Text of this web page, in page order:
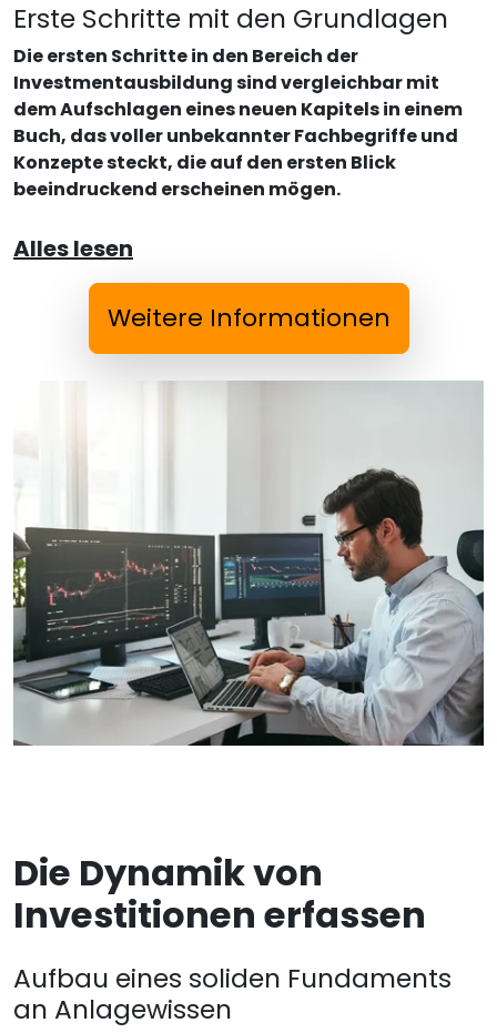
Erste Schritte mit den Grundlagen
Die ersten Schritte in den Bereich der
Investmentausbildung sind vergleichbar mit
dem Aufschlagen eines neuen Kapitels in einem
Buch, das voller unbekannter Fachbegriffe und
Konzepte steckt, die auf den ersten Blick
beeindruckend erscheinen mögen.
Alles lesen
Weitere Informationen
Die Dynamik von
Investitionen erfassen
Aufbau eines soliden Fundaments
an Anlagewissen